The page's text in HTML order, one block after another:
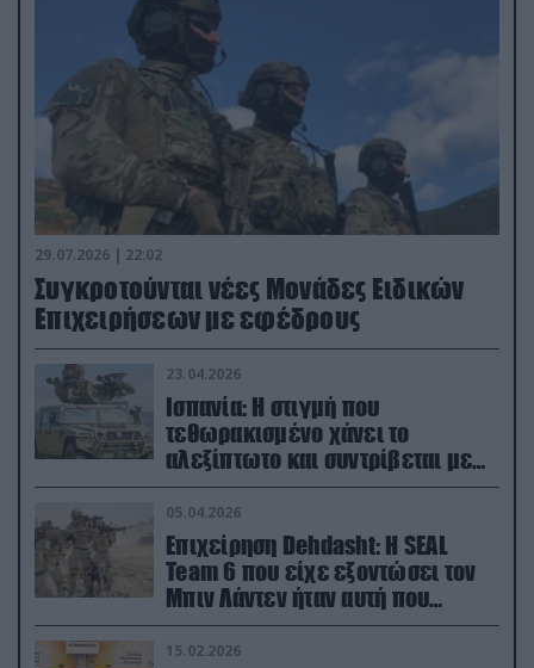
29.07.2026 | 22:02
Συγκροτούνται νέες Μονάδες Ειδικών
Επιχειρήσεων με εφέδρους
23.04.2026
Ισπανία: Η στιγμή που
τεθωρακισμένο χάνει το
αλεξίπτωτο και συντρίβεται με
ορμή στο έδαφος (βίντεο)
05.04.2026
Επιχείρηση Dehdasht: Η SEAL
Team 6 που είχε εξοντώσει τον
Μπιν Λάντεν ήταν αυτή που
διέσωσε τον πιλότο του F-15
15.02.2026